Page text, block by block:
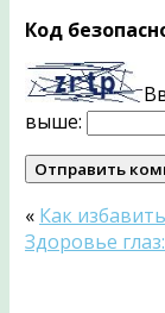
Код
выше:
« Как
Здоровье